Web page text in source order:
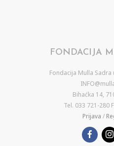
FONDACIJA
Fondacija Mulla
Bihaćka 14,
Tel. 033 721-280
Prijava /